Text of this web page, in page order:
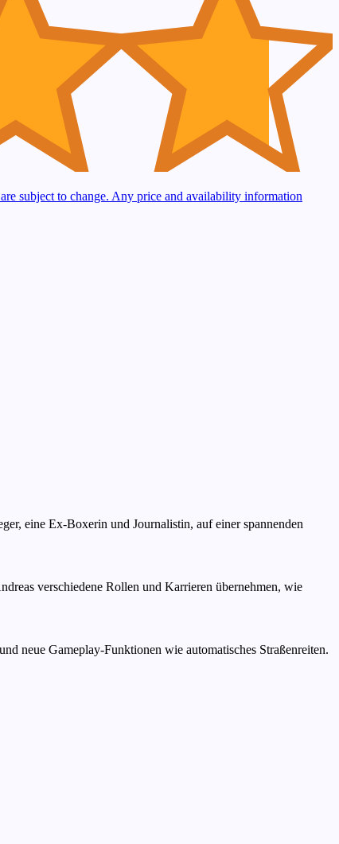
subject to change. Any price and availability information
eine Ex-Boxerin und Journalistin, auf einer spannenden
verschiedene Rollen und Karrieren übernehmen, wie
neue Gameplay-Funktionen wie automatisches Straßenreiten.